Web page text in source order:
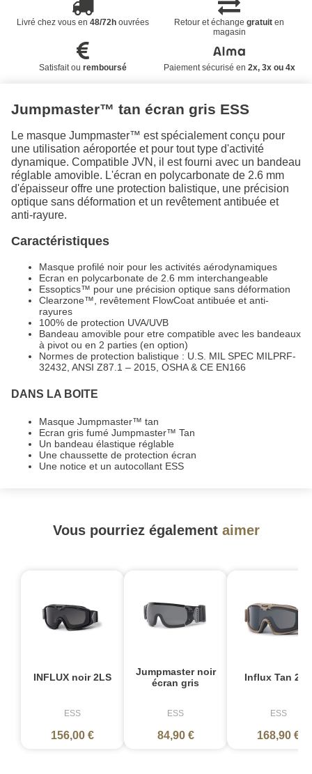
Livré chez vous en 48/72houvrées Retour et échangegratuit en
magasin
Satisfait ou remboursé Paiement sécurisé en 2x, 3x ou 4x
Jumpmaster™ tan écran gris ESS
Le masque Jumpmaster™ est spécialement conçu pour
une utilisation aéroportée et pour tout type d'activité
dynamique. Compatible JVN, il est fourni avec un bandeau
réglable amovible. L'écran en polycarbonate de 2.6 mm
d'épaisseur offre une protection balistique, une précision
optique sans déformation et un revêtement antibuée et
anti-rayure.
Caractéristiques
Masque profilé noir pour les activités aérodynamiques
Ecran en polycarbonate de 2.6 mm interchangeable
Essoptics™ pour une précision optique sans déformation
Clearzone™, revêtement FlowCoat antibuée et anti-
rayures
100% de protection UVA/UVB
Bandeau amovible pour etre compatible avec les bandeaux
à pivot ou en 2 parties (en option)
Normes de protection balistique : U.S. MIL SPEC MILPRF-
32432, ANSI Z87.1 – 2015, OSHA & CE EN166
DANS LA BOITE
Masque Jumpmaster™ tan
Ecran gris fumé Jumpmaster™ Tan
Un bandeau élastique réglable
Une chaussette de protection écran
Une notice et un autocollant ESS
Vous pourriez également aimer
INFLUX noir 2LS
ESS
156,00 €
Jumpmaster noir
écran gris
ESS
84,90 €
Influx Tan 2LS
ESS
168,90 €